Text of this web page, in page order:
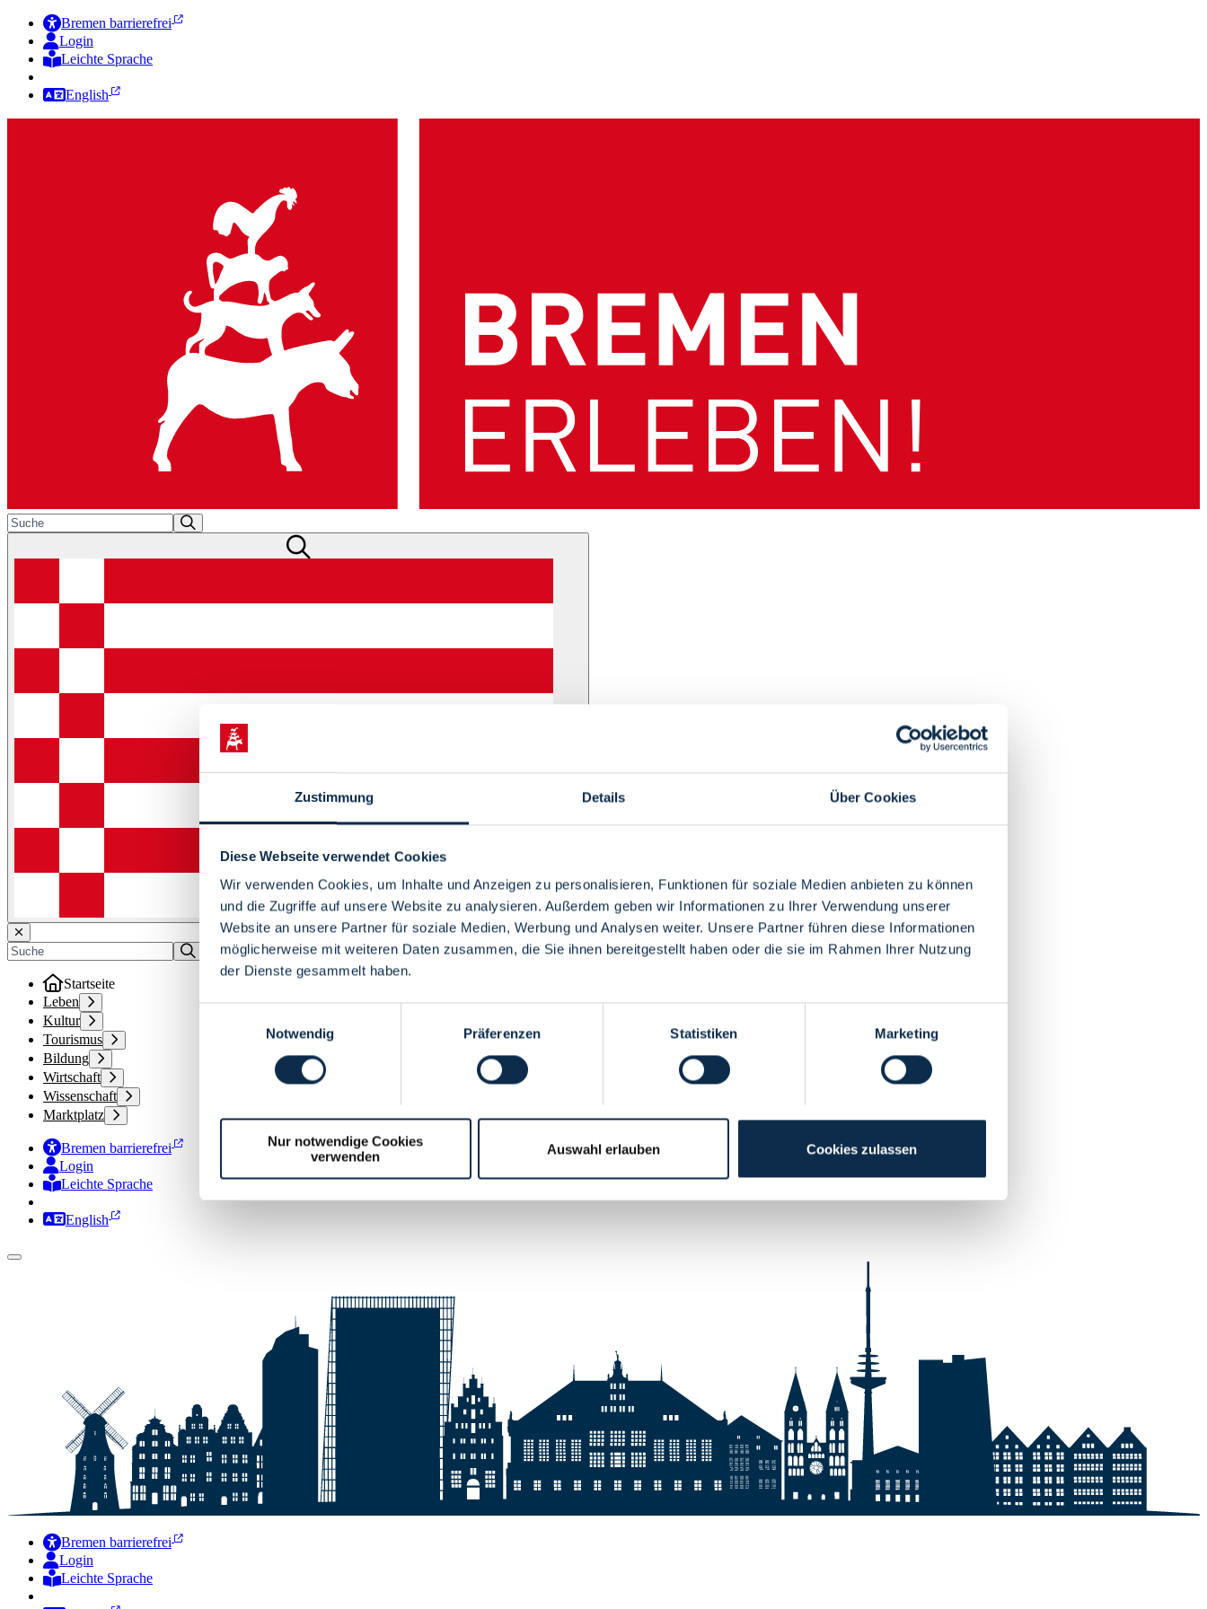
Zustimmung Details Über Cookies
Diese Webseite verwendet Cookies
Wir verwenden Cookies, um Inhalte und Anzeigen zu personalisieren, Funktionen für soziale Medien anbieten zu können
und die Zugriffe auf unsere Website zu analysieren. Außerdem geben wir Informationen zu Ihrer Verwendung unserer
Website an unsere Partner für soziale Medien, Werbung und Analysen weiter. Unsere Partner führen diese Informationen
möglicherweise mit weiteren Daten zusammen, die Sie ihnen bereitgestellt haben oder die sie im Rahmen Ihrer Nutzung
der Dienste gesammelt haben.
Notwendig
Präferenzen Statistiken Marketing
Nur notwendige Cookies
verwenden
Auswahl erlauben Cookies zulassen
Bremen barrierefrei
Login
Leichte Sprache
English
Menü
Startseite
Leben
Kultur
Tourismus
Bildung
Wirtschaft
Wissenschaft
Marktplatz
Bremen barrierefrei
Login
Leichte Sprache
Zur Deutschen Gebärdensprache
English
Bremen barrierefrei
Login
Leichte Sprache